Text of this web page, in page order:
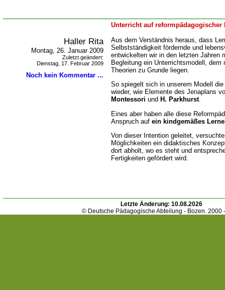
Unterricht auf reformpädagogischer
Haller Rita
Montag, 26. Januar 2009
Zuletzt geändert:
Dienstag, 17. Februar 2009
Noch kein Kommentar ...
Aus dem Verständnis heraus, dass
Selbstständigkeit fördernde und
entwickelten wir in den letzten Jahren
Begleitung ein Unterrichtsmodell, dem
Theorien zu Grunde liegen.
So spiegelt sich in unserem Modell
wieder, wie Elemente des Jenaplans
Montessori und H. Parkhurst.
Eines aber haben alle diese
Anspruch auf ein kindgemäßes
Von dieser Intention geleitet,
Möglichkeiten ein didaktisches
dort abholt, wo es steht und
Fertigkeiten gefördert wird.
Letzte Änderung: 10.08.2026
© Deutsche Pädagogische Abteilung - Bozen. 2000